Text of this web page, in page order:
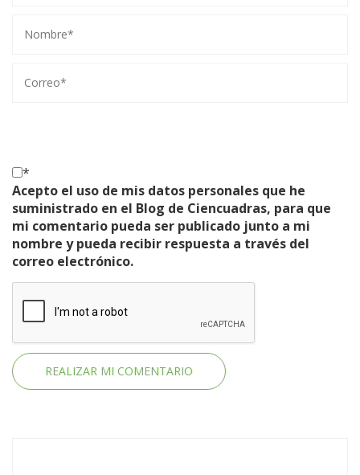
*
Acepto el uso de mis datos personales que he
suministrado en el Blog de Ciencuadras, para que
mi comentario pueda ser publicado junto a mi
nombre y pueda recibir respuesta a través del
correo electrónico.